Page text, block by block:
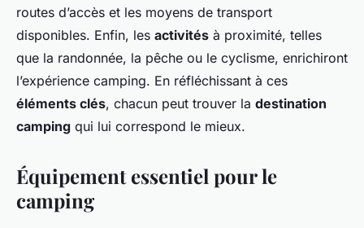
routes d’accès et les moyens de transport
disponibles. Enfin, les activités à proximité, telles
que la randonnée, la pêche ou le cyclisme, enrichiront
l’expérience camping. En réfléchissant à ces
éléments clés, chacun peut trouver la destination
camping qui lui correspond le mieux.
Équipement essentiel pour le
camping